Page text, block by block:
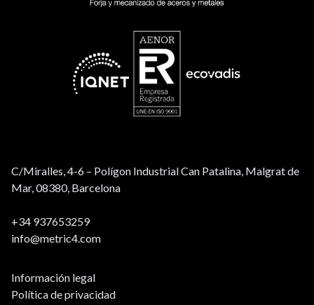
C/Miralles, 4-6 – Polígon Industrial Can Patalina, Malgrat de
Mar, 08380, Barcelona
+34 937653259
info@metric4.com
Información legal
Política de privacidad